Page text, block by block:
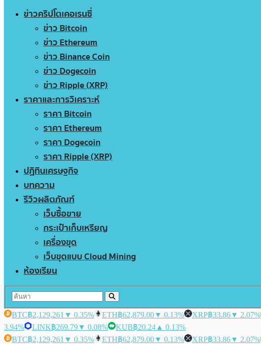
ข่าวคริปโตเคอเรนซี่
ข่าว Bitcoin
ข่าว Ethereum
ข่าว Binance Coin
ข่าว Dogecoin
ข่าว Ripple (XRP)
ราคาและการวิเคราะห์
ราคา Bitcoin
ราคา Ethereum
ราคา Dogecoin
ราคา Ripple (XRP)
ปฏิทินเศรษฐกิจ
บทความ
รีวิวผลิตภัณฑ์
เว็บซื้อขาย
กระเป๋าเก็บเหรียญ
เครื่องขุด
เว็บขุดแบบ Cloud Mining
ห้องเรียน
BTC฿2,129,261 ▼ 0.35% ETH฿62,879.00▼ 0.13% XRP฿33.86▼ 2.07%
3.94%
LINK฿269.79▼ 0.08% KUB฿20.24 ▲ 0.13%
BTC฿2,129,261 ▼ 0.35% ETH฿62,879.00▼ 0.13% XRP฿33.86▼ 2.07%